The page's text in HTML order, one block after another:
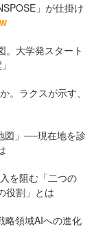
」が仕掛け
。大学発スタート
。ラクスが示す、
図」──現在地を診
を阻む「二つの
役割」とは
略領域AIへの進化